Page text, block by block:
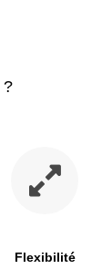
?
Flexibilité